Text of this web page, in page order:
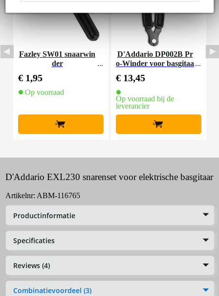
Fazley SW01 snaarwin
der
€ 1,95
Op voorraad
+
D'Addario DP002B Pr
o-Winder voor basgitaa
€ 13,45
Op voorraad bij de
leverancier
+
D'Addario EXL230 snarenset voor elektrische basgitaar
Artikelnr: ABM-116765
Productinformatie
Specificaties
Reviews (4)
Combinatievoordeel (3)